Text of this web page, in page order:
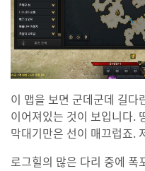
이 맵을 보면 군데군데 길다
이어져있는 것이 보입니다.
막대기만은 선이 매끄럽죠.
로그힐의 많은 다리 중에